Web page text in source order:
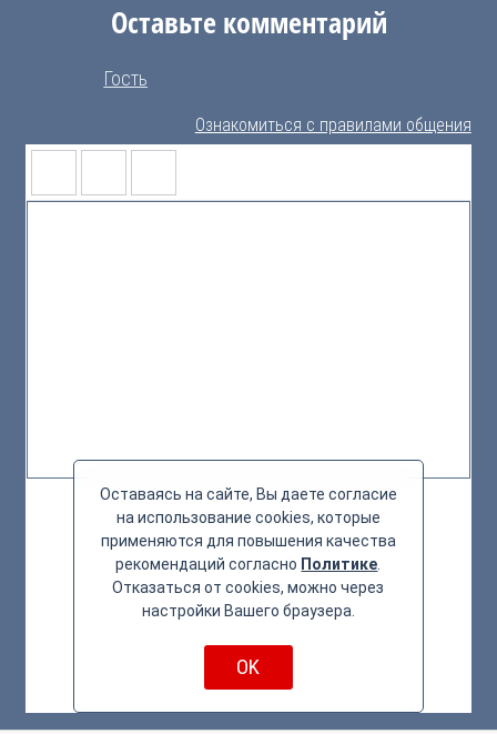
Оставьте комментарий
Гость
Ознакомиться с правилами общения
Оставаясь на сайте, Вы даете согласие
на использование cookies, которые
применяются для повышения качества
рекомендаций согласно Политике
Отказаться от cookies, можно через
настройки Вашего браузера.
OK